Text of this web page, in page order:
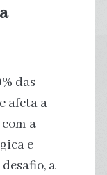
das
afeta a
a
e
a